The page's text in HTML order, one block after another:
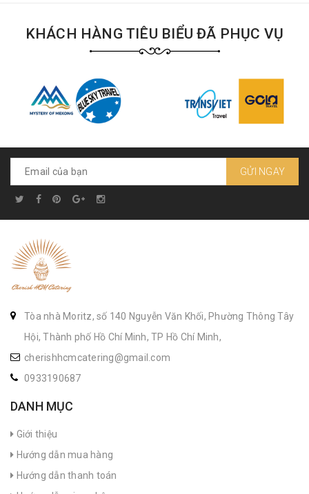
KHÁCH HÀNG TIÊU BIỂU ĐÃ PHỤC VỤ
GỬI NGAY
Tòa nhà Moritz, số 140 Nguyễn Văn Khối, Phường Thông Tây
Hội, Thành phố Hồ Chí Minh, TP Hồ Chí Minh,
cherishhcmcatering@gmail.com
0933190687
DANH MỤC
Giới thiệu
Hướng dẫn mua hàng
Hướng dẫn thanh toán